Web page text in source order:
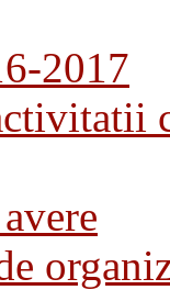
2017